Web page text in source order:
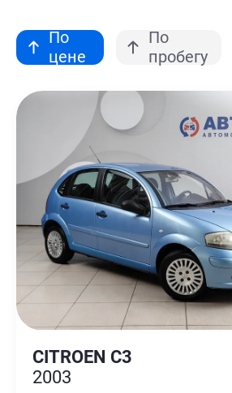
По
цене
По
пробегу
CITROEN C3
2003